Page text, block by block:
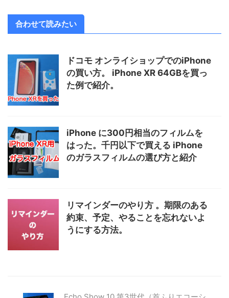
合わせて読みたい
ドコモ オンライショップでのiPhone
の買い方。 iPhone XR 64GBを買っ
た例で紹介。
iPhone に300円相当のフィルムを
はった。千円以下で買える iPhone
のガラスフィルムの選び方と紹介
リマインダーのやり方 。期限のある
約束、予定、やることを忘れないよ
うにする方法。